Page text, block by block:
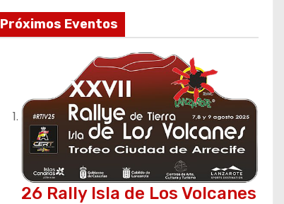
Próximos Eventos
26 Rally Isla de Los Volcanes